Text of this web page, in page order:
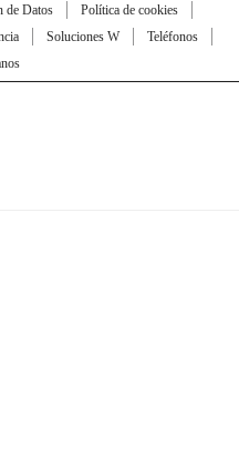
de Datos
Política de cookies
Soluciones W
Teléfonos